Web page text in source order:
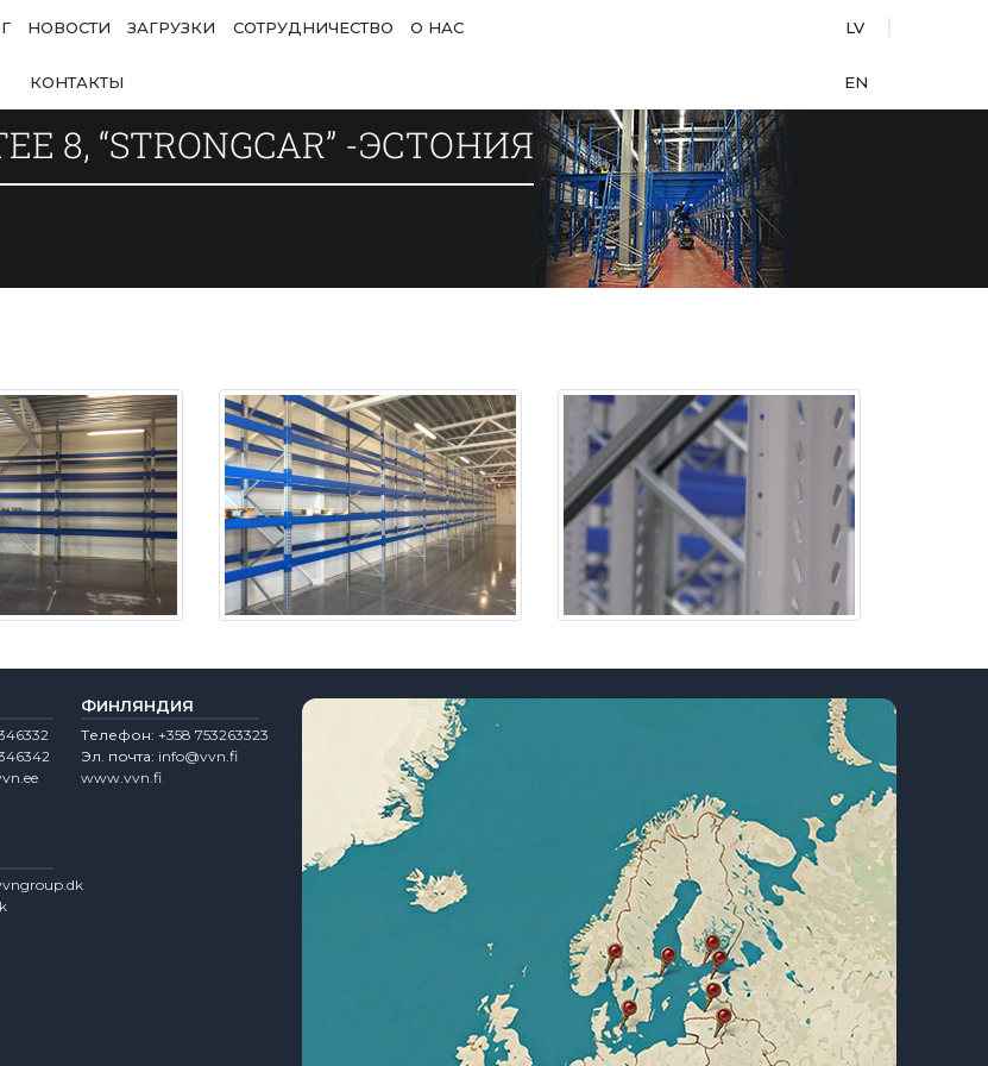
НОВОСТИ ЗАГРУЗКИ СОТРУДНИЧЕСТВО О НАС
КОНТАКТЫ
LV
EN
8, “STRONGCAR” -ЭСТОНИЯ
ФИНЛЯНДИЯ
Tелефон: +358 753263323
Эл. почта: info@vvn.fi
www.vvn.fi